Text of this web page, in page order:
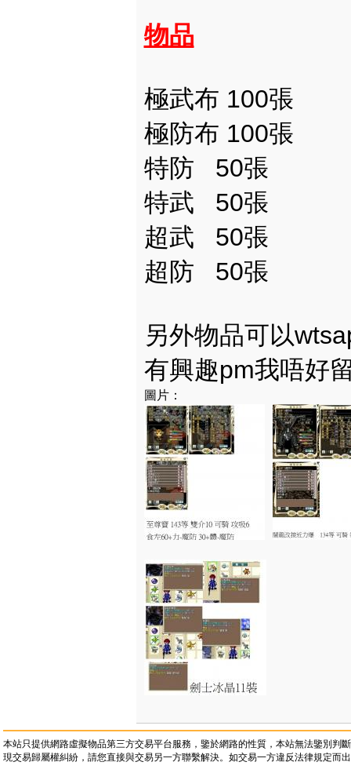
物品
極武布 100張
極防布 100張
特防 50張
特武 50張
超武 50張
超防 50張
另外物品可以
有興趣pm我唔好
圖片：
本站只提供網路虛擬物品第三方交易平台服務，鑒於網路的性質，本站無法鑒別
現交易歸屬權糾紛，請您直接與交易另一方聯繫解決。如交易一方違反法律規定